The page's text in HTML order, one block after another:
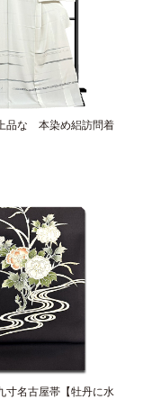
品な 本染め絽訪問着
名古屋帯【牡丹に水